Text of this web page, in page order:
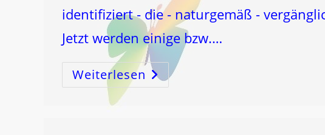
identifiziert - die - naturgemäß -
Jetzt werden einige bzw.…
Weiterlesen ALLes
Ist
HEILBAR!